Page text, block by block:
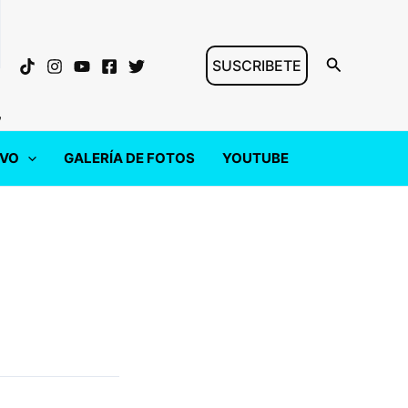
SUSCRIBETE Buscar
GALERÍA DE FOTOS YOUTUBE